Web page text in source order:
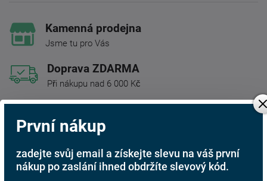
Kamenná prodejna
Jsme tu pro Vás
Doprava ZDARMA
Při nákupu nad 6 000 Kč
Najděte vhodnou matraci
Rodinná firma
S tradicí od roku 1991
První nákup
zadejte svůj email a získejte slevu na váš první
nákup po zaslání ihned obdržíte slevový kód.